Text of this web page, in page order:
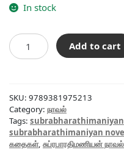
In stock
மாலு
quantity
Add to cart
SKU: 9789381975213
Category: நாவல்
Tags: subrabharathimaniyan
subrabharathimaniyan
கதைகள், சுப்ரபாரதிமணியன்